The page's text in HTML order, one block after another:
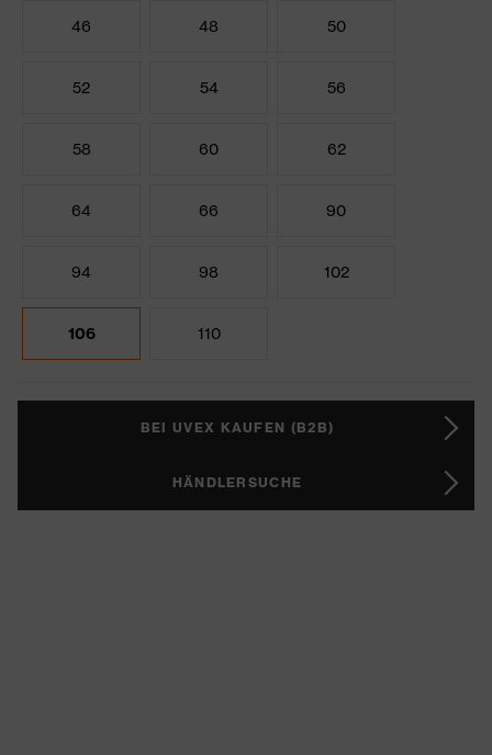
46 48 50
52 54 56
58 60 62
64 66 90
94 98 102
106 110
BEI UVEX KAUFEN (B2B)
HÄNDLERSUCHE